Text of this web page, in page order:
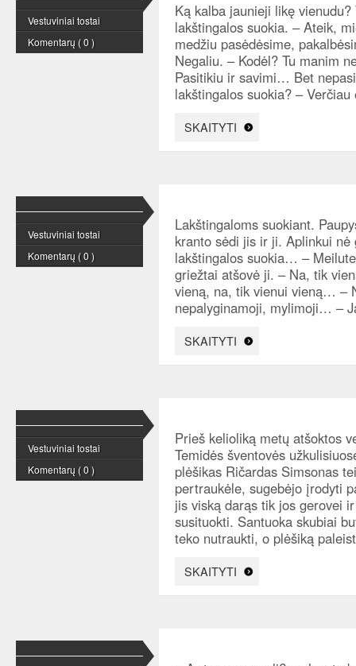
Vestuviniai tostai
Komentarų ( 0 )
Ką kalba jaunieji likę
lakštingalos suokia. – Ateik,
medžiu pasėdėsime,
Negaliu. – Kodėl? Tu manim
Pasitikiu ir savimi… Bet
lakštingalos suokia? –
SKAITYTI
Vestuviniai tostai
Komentarų ( 0 )
Lakštingaloms suokiant.
kranto sėdi jis ir ji. Aplinkui nė
lakštingalos suokia… –
griežtai atšovė ji. – Na, tik
vieną, na, tik vienui vieną… –
nepalyginamoji, mylimoji… –
SKAITYTI
Vestuviniai tostai
Komentarų ( 0 )
Prieš kelioliką metų atšoktos
Temidės šventovės
plėšikas Ričardas Simsonas
pertraukėle, sugebėjo įrodyti
jis viską darąs tik jos gerovei
susituokti. Santuoka skubiai
teko nutraukti, o plėšiką
SKAITYTI